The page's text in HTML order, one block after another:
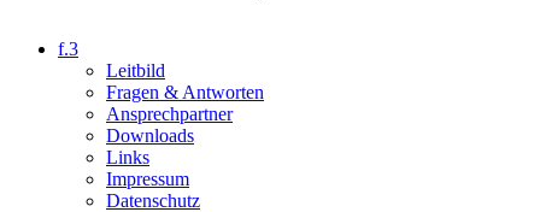
f.3
Leitbild
Fragen & Antworten
Ansprechpartner
Downloads
Links
Impressum
Datenschutz